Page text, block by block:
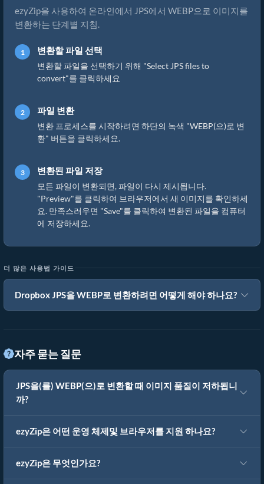
ezyZip을 사용하여 온라인에서 JPS에서 WEBP으로 이미지를
변환하는 단계별 지침.
변환할 파일 선택
변환할 파일을 선택하기 위해 "Select JPS files to
convert"를 클릭하세요
파일 변환
변환 프로세스를 시작하려면 하단의 녹색 "WEBP(으)로 변
환" 버튼을 클릭하세요.
변환된 파일 저장
모든 파일이 변환되면, 파일이 다시 제시됩니다.
"Preview"를 클릭하여 브라우저에서 새 이미지를 확인하세
요. 만족스러우면 "Save"를 클릭하여 변환된 파일을 컴퓨터
에 저장하세요.
더 많은 사용법 가이드
Dropbox JPS을 WEBP로 변환하려면 어떻게 해야 하나요?
자주 묻는 질문
JPS을(를) WEBP(으)로 변환할 때 이미지 품질이 저하됩니
까?
ezyZip은 어떤 운영 체제및 브라우저를 지원 하나요?
ezyZip은 무엇인가요?